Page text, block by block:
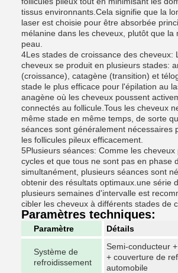
tissus environnants.Cela signifie que la
laser est choisie pour être absorbée
mélanine dans les cheveux, plutôt que la
peau.
4Les stades de croissance des cheveux:
cheveux se produit en plusieurs stades:
(croissance), catagène (transition) et
stade le plus efficace pour l'épilation au
anagène où les cheveux poussent
connectés au follicule.Tous les cheveux
même stade en même temps, de sorte
séances sont généralement nécessaires
les follicules pileux efficacement.
5Plusieurs séances: Comme les cheveux
cycles et que tous ne sont pas en phase
simultanément, plusieurs séances sont
obtenir des résultats optimaux.une série
plusieurs semaines d'intervalle est
cibler les cheveux à différents stades de
Paramètres techniques:
Paramètre Détails
Système de
refroidissement
Semi-conducteur
+ couverture de
automobile